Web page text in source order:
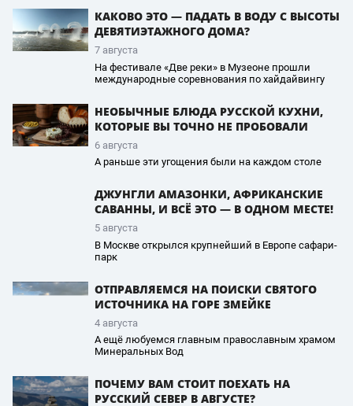
КАКОВО ЭТО — ПАДАТЬ В ВОДУ С ВЫСОТЫ
ДЕВЯТИЭТАЖНОГО ДОМА?
7 августа
На фестивале «Две реки» в Музеоне прошли
международные соревнования по хайдайвингу
НЕОБЫЧНЫЕ БЛЮДА РУССКОЙ КУХНИ,
КОТОРЫЕ ВЫ ТОЧНО НЕ ПРОБОВАЛИ
6 августа
А раньше эти угощения были на каждом столе
ДЖУНГЛИ АМАЗОНКИ, АФРИКАНСКИЕ
САВАННЫ, И ВСЁ ЭТО — В ОДНОМ МЕСТЕ!
5 августа
В Москве открылся крупнейший в Европе сафари-
парк
ОТПРАВЛЯЕМСЯ НА ПОИСКИ СВЯТОГО
ИСТОЧНИКА НА ГОРЕ ЗМЕЙКЕ
4 августа
А ещё любуемся главным православным храмом
Минеральных Вод
ПОЧЕМУ ВАМ СТОИТ ПОЕХАТЬ НА
РУССКИЙ СЕВЕР В АВГУСТЕ?